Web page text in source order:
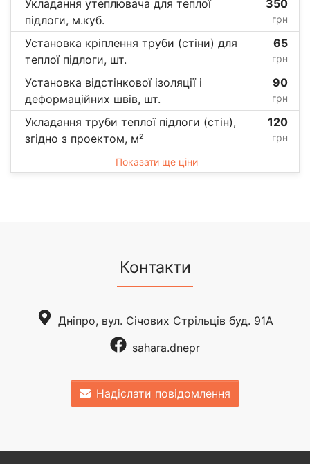
Укладання утеплювача для теплої
підлоги, м.куб.
350
грн
Установка кріплення труби (стіни) для
теплої підлоги, шт.
65
грн
Установка відстінкової ізоляції і
деформаційних швів, шт.
90
грн
Укладання труби теплої підлоги (стін),
згідно з проектом, м²
120
грн
Показати ще ціни
Контакти
Дніпро, вул. Січових Стрільців буд. 91А
sahara.dnepr
Надіслати повідомлення